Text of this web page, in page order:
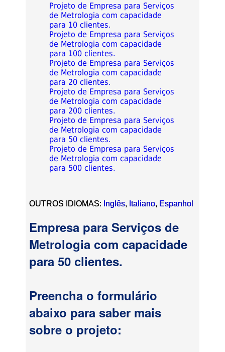
Projeto de Empresa para Serviços
de Metrologia com capacidade
para 10 clientes.
Projeto de Empresa para Serviços
de Metrologia com capacidade
para 100 clientes.
Projeto de Empresa para Serviços
de Metrologia com capacidade
para 20 clientes.
Projeto de Empresa para Serviços
de Metrologia com capacidade
para 200 clientes.
Projeto de Empresa para Serviços
de Metrologia com capacidade
para 50 clientes.
Projeto de Empresa para Serviços
de Metrologia com capacidade
para 500 clientes.
OUTROS IDIOMAS: Inglês, Italiano, Espanhol
Empresa para Serviços de
Metrologia com capacidade
para 50 clientes.
Preencha o formulário
abaixo para saber mais
sobre o projeto: